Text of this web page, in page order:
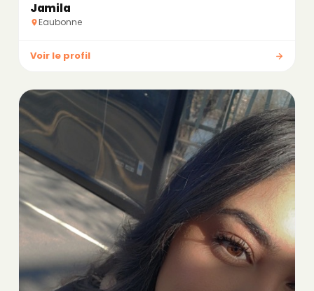
Jamila
Eaubonne
Voir le profil